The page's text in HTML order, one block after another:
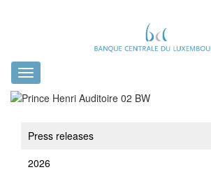
Toggle
navigation
Press releases
2026